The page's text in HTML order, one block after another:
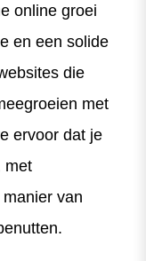
online groei
en een solide
die
met
ervoor dat je
met
van